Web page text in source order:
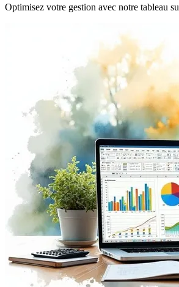
Optimisez votre gestion avec notre tableau